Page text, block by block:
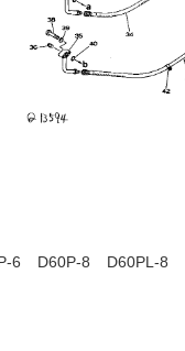
6 D60P-8 D60PL-8